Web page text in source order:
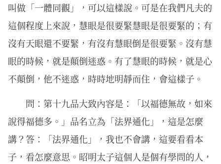
叫做「一體同觀」，可以這樣說。可是在我們凡夫的
這個程度上來說，慧眼是很要緊慧眼是很要緊的；有
沒有天眼還不要緊，有沒有慧眼倒是很要緊。沒有慧
眼的時候，就是顛倒迷惑。有了慧眼的時候，就是心
不顛倒，他不迷惑，時時地明靜而住，會這樣子。
問：第十九品大致內容是：「以福德無故，如來
說得福德多。」品名立為「法界通化」，這是怎麼
講？答：「法界通化」，我也不會講，這要看看本
子，看怎麼意思。昭明太子這個人是個有學問的人，